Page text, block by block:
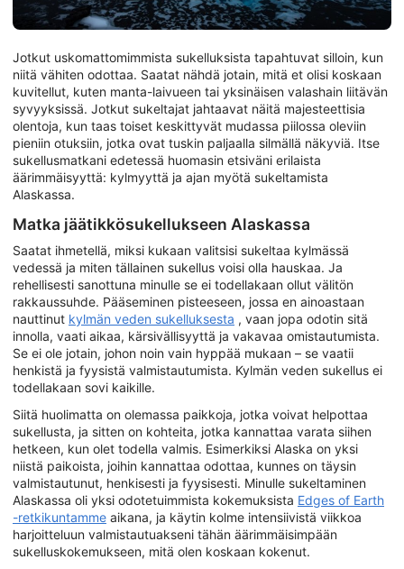
Jotkut uskomattomimmista sukelluksista tapahtuvat silloin, kun
niitä vähiten odottaa. Saatat nähdä jotain, mitä et olisi koskaan
kuvitellut, kuten manta-laivueen tai yksinäisen valashain liitävän
syvyyksissä. Jotkut sukeltajat jahtaavat näitä majesteettisia
olentoja, kun taas toiset keskittyvät mudassa piilossa oleviin
pieniin otuksiin, jotka ovat tuskin paljaalla silmällä näkyviä. Itse
sukellusmatkani edetessä huomasin etsiväni erilaista
äärimmäisyyttä: kylmyyttä ja ajan myötä sukeltamista
Alaskassa.
Matka jäätikkösukellukseen Alaskassa
Saatat ihmetellä, miksi kukaan valitsisi sukeltaa kylmässä
vedessä ja miten tällainen sukellus voisi olla hauskaa. Ja
rehellisesti sanottuna minulle se ei todellakaan ollut välitön
rakkaussuhde. Pääseminen pisteeseen, jossa en ainoastaan
nauttinut kylmän veden sukelluksesta , vaan jopa odotin sitä
innolla, vaati aikaa, kärsivällisyyttä ja vakavaa omistautumista.
Se ei ole jotain, johon noin vain hyppää mukaan – se vaatii
henkistä ja fyysistä valmistautumista. Kylmän veden sukellus ei
todellakaan sovi kaikille.
Siitä huolimatta on olemassa paikkoja, jotka voivat helpottaa
sukellusta, ja sitten on kohteita, jotka kannattaa varata siihen
hetkeen, kun olet todella valmis. Esimerkiksi Alaska on yksi
niistä paikoista, joihin kannattaa odottaa, kunnes on täysin
valmistautunut, henkisesti ja fyysisesti. Minulle sukeltaminen
Alaskassa oli yksi odotetuimmista kokemuksista Edges of Earth
-retkikuntamme aikana, ja käytin kolme intensiivistä viikkoa
harjoitteluun valmistautuakseni tähän äärimmäisimpään
sukelluskokemukseen, mitä olen koskaan kokenut.